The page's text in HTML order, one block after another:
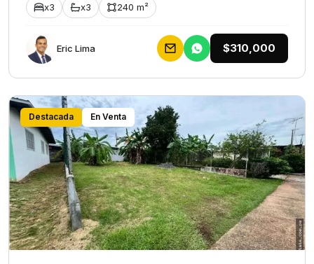
x3 x3 240 m²
Eric Lima $310,000
Destacada En Venta